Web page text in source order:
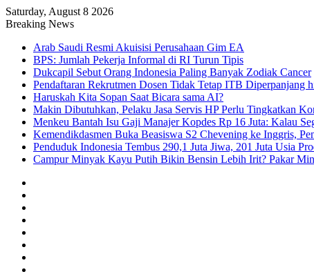
Saturday, August 8 2026
Breaking News
Arab Saudi Resmi Akuisisi Perusahaan Gim EA
BPS: Jumlah Pekerja Informal di RI Turun Tipis
Dukcapil Sebut Orang Indonesia Paling Banyak Zodiak Cancer
Pendaftaran Rekrutmen Dosen Tidak Tetap ITB Diperpanjang
Haruskah Kita Sopan Saat Bicara sama AI?
Makin Dibutuhkan, Pelaku Jasa Servis HP Perlu Tingkatkan
Menkeu Bantah Isu Gaji Manajer Kopdes Rp 16 Juta: Kalau
Kemendikdasmen Buka Beasiswa S2 Chevening ke Inggris,
Penduduk Indonesia Tembus 290,1 Juta Jiwa, 201 Juta Usia
Campur Minyak Kayu Putih Bikin Bensin Lebih Irit? Pakar